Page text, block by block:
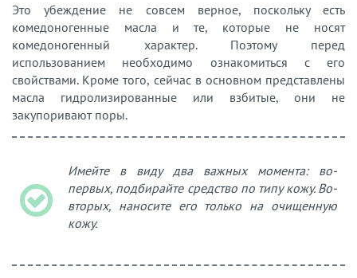
Это убеждение не совсем верное, поскольку есть
комедоногенные масла и те, которые не носят
комедоногенный характер. Поэтому перед
использованием необходимо ознакомиться с его
свойствами. Кроме того, сейчас в основном представлены
масла гидролизированные или взбитые, они не
закупоривают поры.
Имейте в виду два важных момента: во-
первых, подбирайте средство по типу кожу. Во-
вторых, наносите его только на очищенную
кожу.